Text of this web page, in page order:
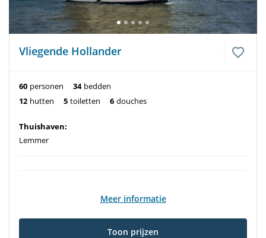
Vliegende Hollander
60 personen 34 bedden
12 hutten 5 toiletten 6 douches
Thuishaven:
Lemmer
Meer informatie
Toon prijzen